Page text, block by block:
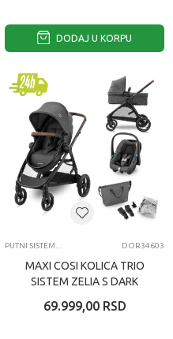
DODAJ U KORPU
DOR34603
MAXI COSI KOLICA TRIO
SISTEM ZELIA S DARK
69.999,00 RSD